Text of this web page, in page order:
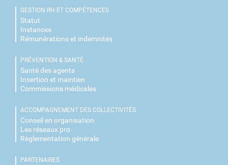
GESTION RH ET COMPÉTENCES
Statut
Instances
Rémunérations et indemnités
PRÉVENTION & SANTÉ
Santé des agents
Insertion et maintien
Commissions médicales
ACCOMPAGNEMENT DES COLLECTIVITÉS
Conseil en organisation
Les réseaux pro
Règlementation générale
PARTENAIRES